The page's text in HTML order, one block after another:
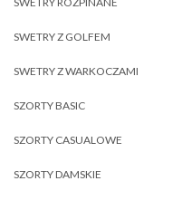
SWETRY Z GOLFEM
SWETRY Z WARKOCZAMI
SZORTY BASIC
SZORTY CASUALOWE
SZORTY DAMSKIE